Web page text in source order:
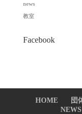
news
教室
Facebook
HOME 団
NEWS